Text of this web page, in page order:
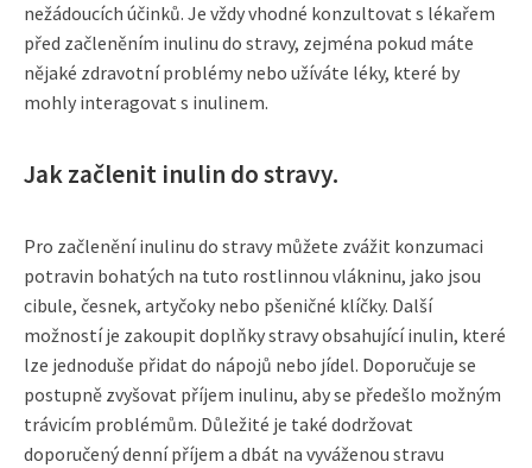
nežádoucích účinků. Je vždy vhodné konzultovat s lékařem
před začleněním inulinu do stravy, zejména pokud máte
nějaké zdravotní problémy nebo užíváte léky, které by
mohly interagovat s inulinem.
Jak začlenit inulin do stravy.
Pro začlenění inulinu do stravy můžete zvážit konzumaci
potravin bohatých na tuto rostlinnou vlákninu, jako jsou
cibule, česnek, artyčoky nebo pšeničné klíčky. Další
možností je zakoupit doplňky stravy obsahující inulin, které
lze jednoduše přidat do nápojů nebo jídel. Doporučuje se
postupně zvyšovat příjem inulinu, aby se předešlo možným
trávicím problémům. Důležité je také dodržovat
doporučený denní příjem a dbát na vyváženou stravu